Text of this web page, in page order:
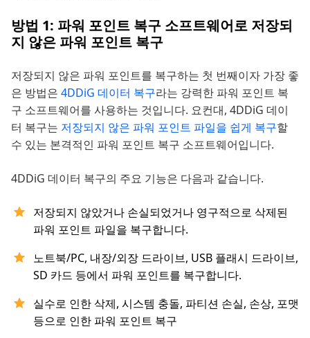
방법 1: 파워 포인트 복구 소프트웨어로 저장되
지 않은 파워 포인트 복구
저장되지 않은 파워 포인트를 복구하는 첫 번째이자 가장 좋
은 방법은 4DDiG 데이터 복구라는 강력한 파워 포인트 복
구 소프트웨어를 사용하는 것입니다. 요컨대, 4DDiG 데이
터 복구는 저장되지 않은 파워 포인트 파일을 쉽게 복구할
수 있는 본격적인 파워 포인트 복구 소프트웨어입니다.
4DDiG 데이터 복구의 주요 기능은 다음과 같습니다.
저장되지 않았거나 손실되었거나 영구적으로 삭제된
파워 포인트 파일을 복구합니다.
노트북/PC, 내장/외장 드라이브, USB 플래시 드라이브,
SD 카드 등에서 파워 포인트를 복구합니다.
실수로 인한 삭제, 시스템 충돌, 파티션 손실, 손상, 포맷
등으로 인한 파워 포인트 복구